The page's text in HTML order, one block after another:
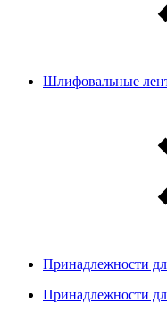
Шлифовальные
Принадлежности
Принадлежности